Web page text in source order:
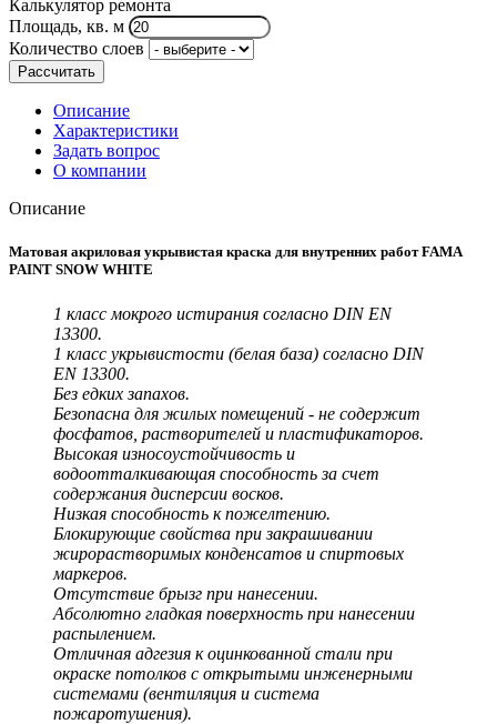
Калькулятор ремонта
Площадь, кв. м
Количество слоев
Рассчитать
Описание
Характеристики
Задать вопрос
О компании
Описание
Матовая акриловая укрывистая краска для внутренних работ FAMA
PAINT SNOW WHITE
1 класс мокрого истирания согласно DIN EN
13300.
1 класс укрывистости (белая база) согласно DIN
EN 13300.
Без едких запахов.
Безопасна для жилых помещений - не содержит
фосфатов, растворителей и пластификаторов.
Высокая износоустойчивость и
водоотталкивающая способность за счет
содержания дисперсии восков.
Низкая способность к пожелтению.
Блокирующие свойства при закрашивании
жирорастворимых конденсатов и спиртовых
маркеров.
Отсутствие брызг при нанесении.
Абсолютно гладкая поверхность при нанесении
распылением.
Отличная адгезия к оцинкованной стали при
окраске потолков с открытыми инженерными
системами (вентиляция и система
пожаротушения).